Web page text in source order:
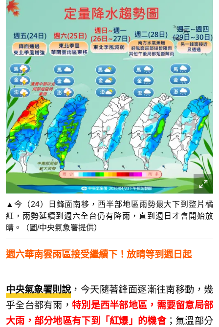
▲今（24）日鋒面南移，西半部地區雨勢最大下到整片橘
紅，雨勢延續到週六全台仍有降雨，直到週日才會開始放
晴。（圖/中央氣象署提供）
週六華南雲雨區接受繼續下！放晴等到週日起
中央氣象署則說，今天隨著鋒面逐漸往南移動，幾
乎全台都有雨， 特別是西半部地區，需要留意局部
大雨，部分地區有下到「紅爆」的機會；氣溫部分